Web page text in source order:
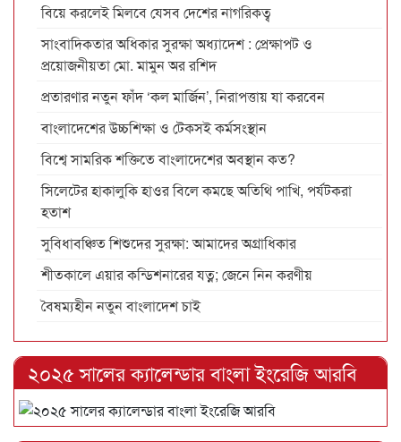
বিয়ে করলেই মিলবে যেসব দেশের নাগরিকত্ব
সাংবাদিকতার অধিকার সুরক্ষা অধ্যাদেশ : প্রেক্ষাপট ও
প্রয়োজনীয়তা মো. মামুন অর রশিদ
প্রতারণার নতুন ফাঁদ ‘কল মার্জিন’, নিরাপত্তায় যা করবেন
বাংলাদেশের উচ্চশিক্ষা ও টেকসই কর্মসংস্থান
বিশ্বে সামরিক শক্তিতে বাংলাদেশের অবস্থান কত?
সিলেটের হাকালুকি হাওর বিলে কমছে অতিথি পাখি, পর্যটকরা
হতাশ
সুবিধাবঞ্চিত শিশুদের সুরক্ষা: আমাদের অগ্রাধিকার
শীতকালে এয়ার কন্ডিশনারের যত্ন; জেনে নিন করণীয়
বৈষম্যহীন নতুন বাংলাদেশ চাই
২০২৫ সালের ক্যালেন্ডার বাংলা ইংরেজি আরবি